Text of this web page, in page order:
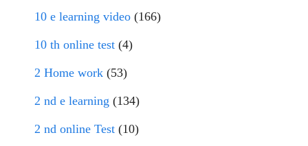
10 e learning video (166)
10 th online test (4)
2 Home work (53)
2 nd e learning (134)
2 nd online Test (10)